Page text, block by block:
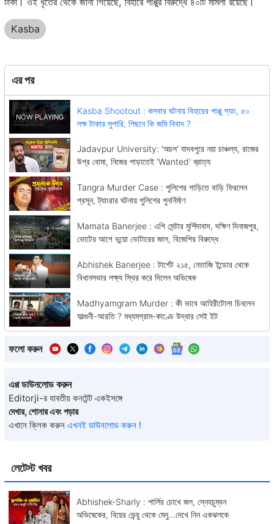
লেটেস্ট খবর
Abhishek-Sharly : শার্লির চোখে জল, স্নেহচুম্বন
অভিষেকের, বিয়ের ভেন্য়ু থেকে মেনু...দেখে নিন একঝলকে
Kasba
এর পর
Kasba Shootout : কসবার ঘটনায় বিহারের পাপ্পু গ্যাং, ৫০
লক্ষ টাকার সুপারি, পিছনে কি জমি বিবাদ ?
Jadavpur University: 'অচল' যাদবপুরে নয়া চাঞ্চল্য, রাজের
উগ্র বোমা, নিজের পাড়াতেই 'Wanted' ব্রাত্য
Tangra Murder Case : পুলিশের গাড়িতে বাড়ি ফিরলেন
প্রসূন, ট্যাংরার ঘটনায় পুলিশের পুনর্নির্মাণ
Mamata Banerjee : এপি সেন্টার মুর্শিদাবাদ, দক্ষিণ দিনাজপুর,
ভোটের আগে ভুয়ো ভোটারের জাল, বিজেপির বিরুদ্ধে
Abhishek Banerjee : টার্গেট ২১৫, নেতাজি ইন্ডোর থেকে
বিধানসভার লক্ষ্য স্থির করে দিলেন অভিষেক
Madhyamgram Murder : কী ভাবে আহিরীটোলা চিনলেন
ফাল্গুনী-আরতি ? মধ্যমগ্রাম-কাণ্ডে উদ্ধার সেই ইট
ফলো করুন
এপ্প ডাউনলোড করুন
Editorji-র যাবতীয় কনটেন্ট একইসঙ্গে
দেখার, শোনার এবং পড়ার
এখানে ক্লিক করুন এখনই ডাউনলোড করুন !